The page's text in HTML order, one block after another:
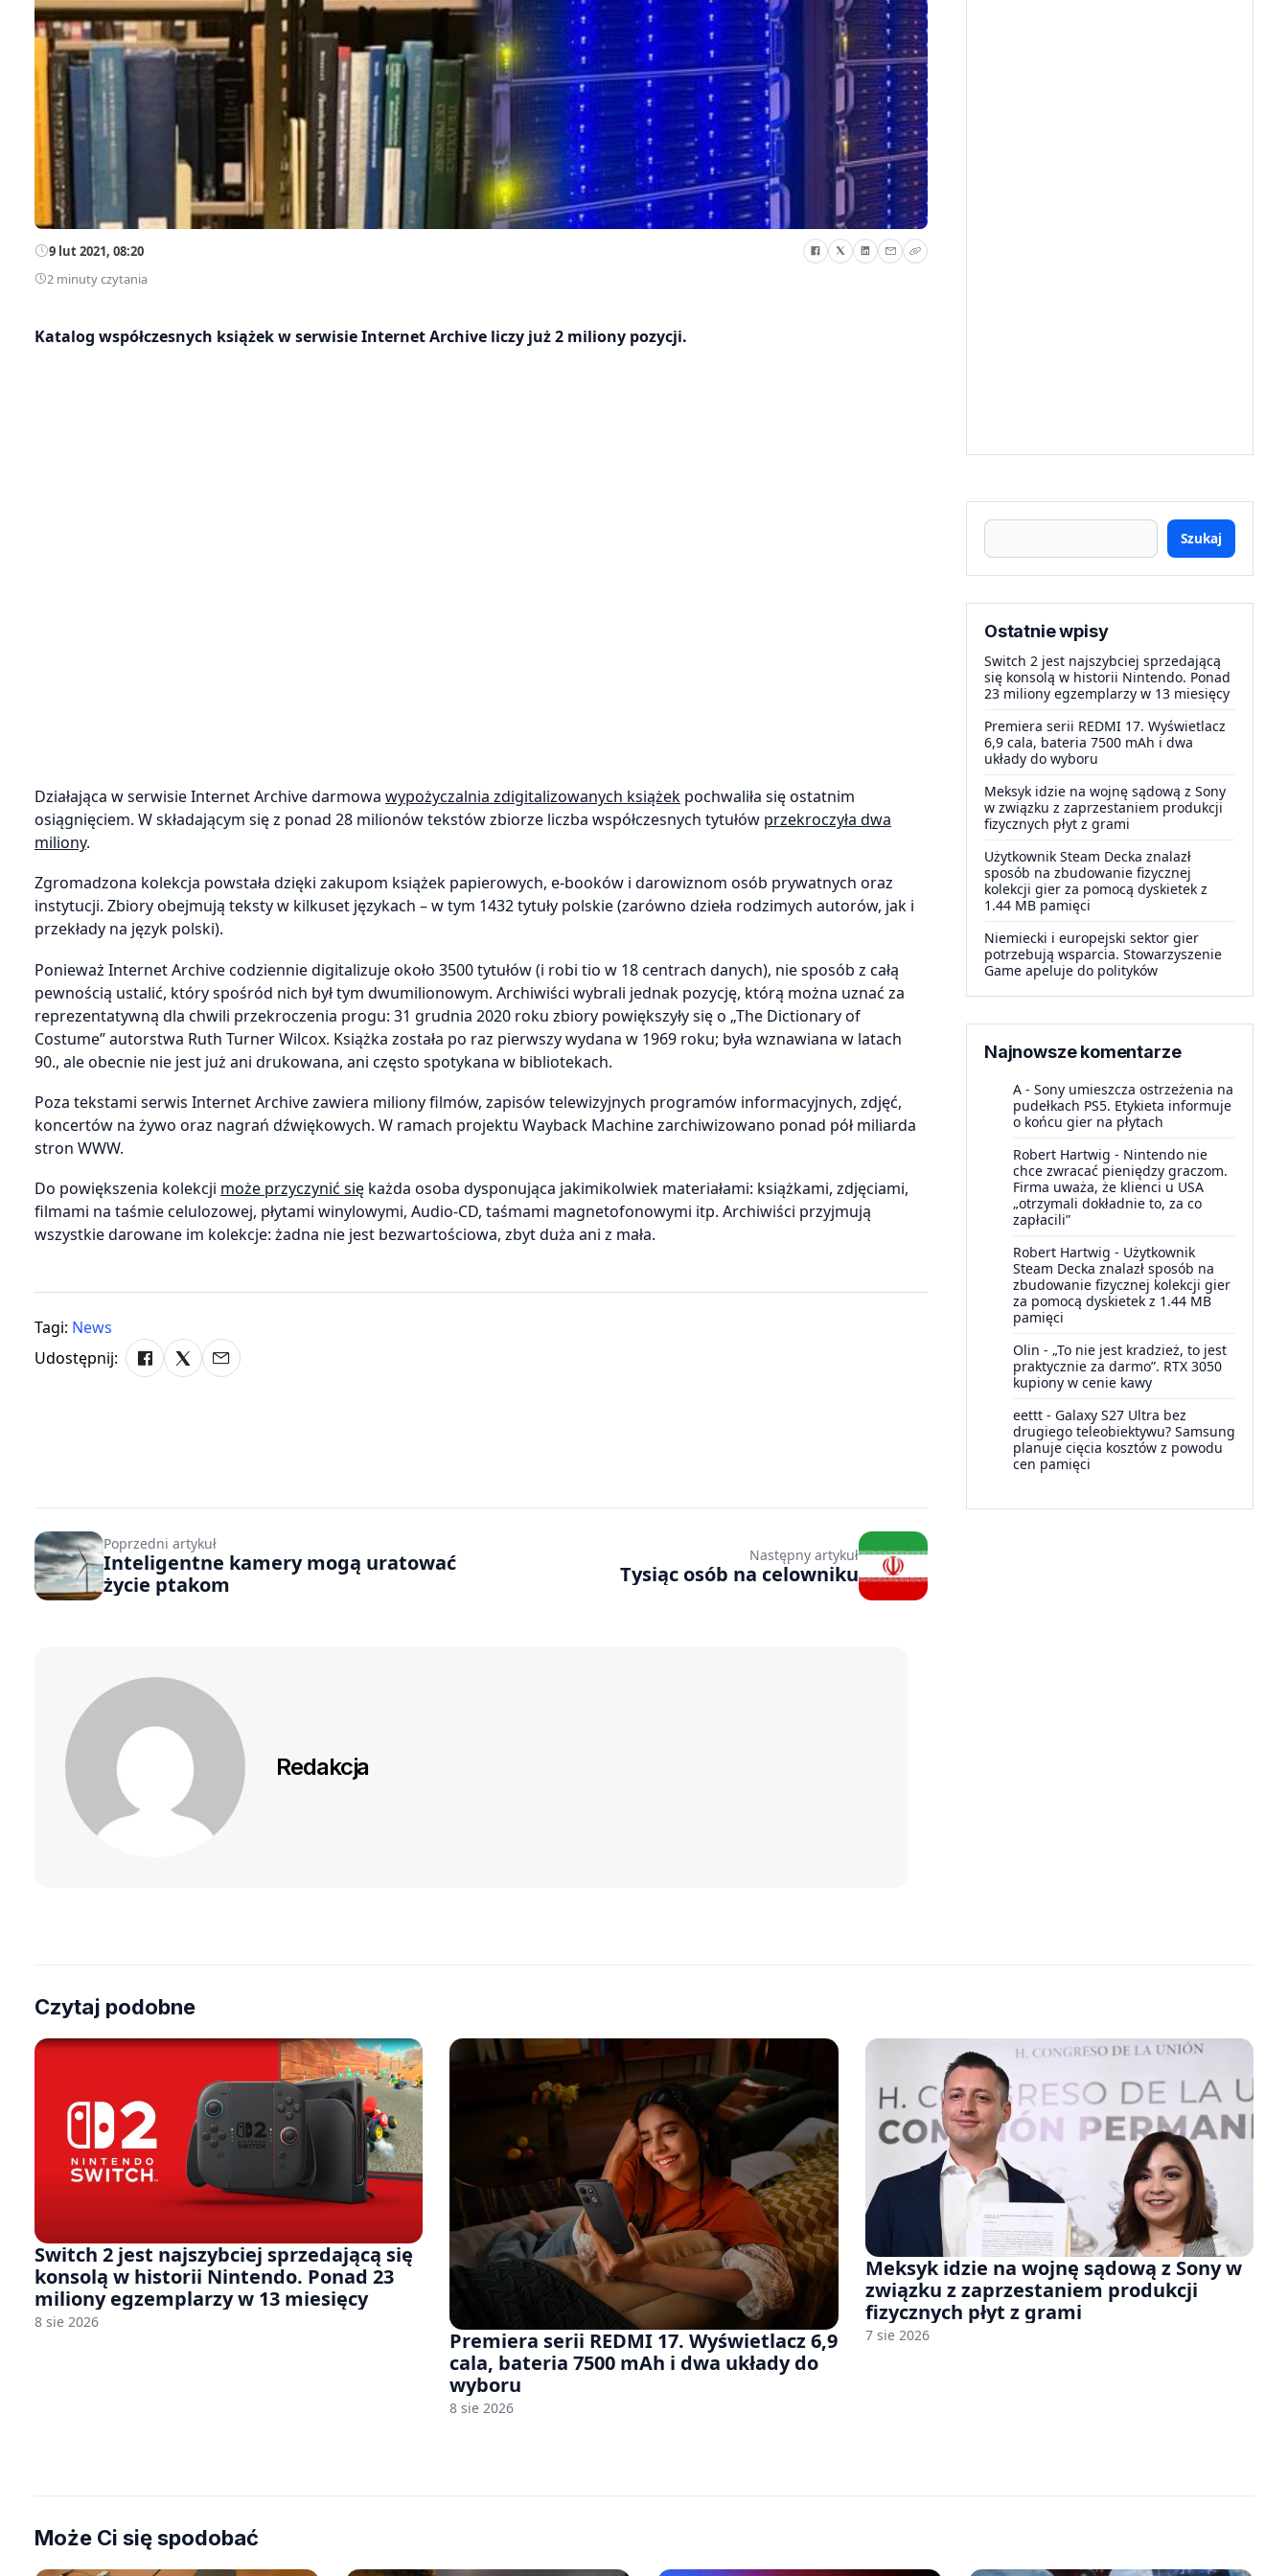
9 lut 2021, 08:20
2 minuty czytania
Katalog współczesnych książek w serwisie Internet Archive liczy już 2 miliony pozycji.
Działająca w serwisie Internet Archive darmowa wypożyczalnia zdigitalizowanych książek pochwaliła się ostatnim
osiągnięciem. W składającym się z ponad 28 milionów tekstów zbiorze liczba współczesnych tytułów przekroczyła dwa
miliony.
Zgromadzona kolekcja powstała dzięki zakupom książek papierowych, e-booków i darowiznom osób prywatnych oraz
instytucji. Zbiory obejmują teksty w kilkuset językach – w tym 1432 tytuły polskie (zarówno dzieła rodzimych autorów, jak i
przekłady na język polski).
Ponieważ Internet Archive codziennie digitalizuje około 3500 tytułów (i robi tio w 18 centrach danych), nie sposób z całą
pewnością ustalić, który spośród nich był tym dwumilionowym. Archiwiści wybrali jednak pozycję, którą można uznać za
reprezentatywną dla chwili przekroczenia progu: 31 grudnia 2020 roku zbiory powiększyły się o „The Dictionary of
Costume” autorstwa Ruth Turner Wilcox. Książka została po raz pierwszy wydana w 1969 roku; była wznawiana w latach
90., ale obecnie nie jest już ani drukowana, ani często spotykana w bibliotekach.
Poza tekstami serwis Internet Archive zawiera miliony filmów, zapisów telewizyjnych programów informacyjnych, zdjęć,
koncertów na żywo oraz nagrań dźwiękowych. W ramach projektu Wayback Machine zarchiwizowano ponad pół miliarda
stron WWW.
Do powiększenia kolekcji może przyczynić się każda osoba dysponująca jakimikolwiek materiałami: książkami, zdjęciami,
filmami na taśmie celulozowej, płytami winylowymi, Audio-CD, taśmami magnetofonowymi itp. Archiwiści przyjmują
wszystkie darowane im kolekcje: żadna nie jest bezwartościowa, zbyt duża ani z mała.
Tagi: News
Udostępnij:
Szukaj
Ostatnie wpisy
Switch 2 jest najszybciej sprzedającą
się konsolą w historii Nintendo. Ponad
23 miliony egzemplarzy w 13 miesięcy
Premiera serii REDMI 17. Wyświetlacz
6,9 cala, bateria 7500 mAh i dwa
układy do wyboru
Meksyk idzie na wojnę sądową z Sony
w związku z zaprzestaniem produkcji
fizycznych płyt z grami
Użytkownik Steam Decka znalazł
sposób na zbudowanie fizycznej
kolekcji gier za pomocą dyskietek z
1.44 MB pamięci
Niemiecki i europejski sektor gier
potrzebują wsparcia. Stowarzyszenie
Game apeluje do polityków
Najnowsze komentarze
A - Sony umieszcza ostrzeżenia na
pudełkach PS5. Etykieta informuje
o końcu gier na płytach
Robert Hartwig - Nintendo nie
chce zwracać pieniędzy graczom.
Firma uważa, że klienci u USA
„otrzymali dokładnie to, za co
zapłacili”
Robert Hartwig - Użytkownik
Steam Decka znalazł sposób na
zbudowanie fizycznej kolekcji gier
za pomocą dyskietek z 1.44 MB
pamięci
Olin - „To nie jest kradzież, to jest
praktycznie za darmo”. RTX 3050
kupiony w cenie kawy
eettt - Galaxy S27 Ultra bez
drugiego teleobiektywu? Samsung
planuje cięcia kosztów z powodu
cen pamięci
Poprzedni artykuł
Inteligentne kamery mogą uratować
życie ptakom
Następny artykuł
Tysiąc osób na celowniku
Redakcja
Czytaj podobne
Switch 2 jest najszybciej sprzedającą się
konsolą w historii Nintendo. Ponad 23
miliony egzemplarzy w 13 miesięcy
8 sie 2026
Premiera serii REDMI 17. Wyświetlacz 6,9
cala, bateria 7500 mAh i dwa układy do
wyboru
8 sie 2026
Meksyk idzie na wojnę sądową z Sony w
związku z zaprzestaniem produkcji
fizycznych płyt z grami
7 sie 2026
Może Ci się spodobać